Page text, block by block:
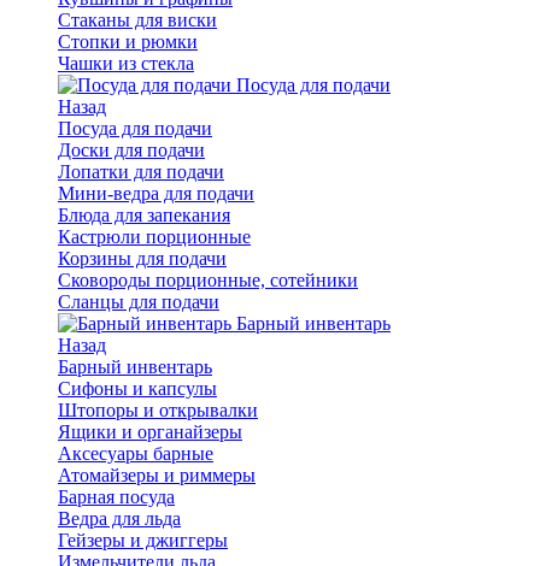
Стаканы для виски
Стопки и рюмки
Чашки из стекла
Посуда для подачи
Назад
Посуда для подачи
Доски для подачи
Лопатки для подачи
Мини-ведра для подачи
Блюда для запекания
Кастрюли порционные
Корзины для подачи
Сковороды порционные, сотейники
Сланцы для подачи
Барный инвентарь
Назад
Барный инвентарь
Сифоны и капсулы
Штопоры и открывалки
Ящики и органайзеры
Аксесуары барные
Атомайзеры и риммеры
Барная посуда
Ведра для льда
Гейзеры и джиггеры
Измельчители льда